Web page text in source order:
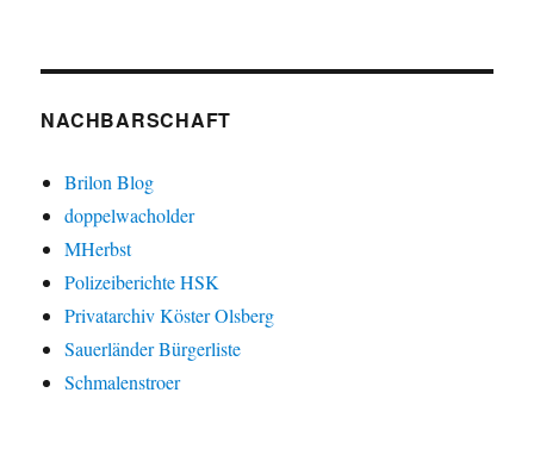
NACHBARSCHAFT
Brilon Blog
doppelwacholder
MHerbst
Polizeiberichte HSK
Privatarchiv Köster Olsberg
Sauerländer Bürgerliste
Schmalenstroer